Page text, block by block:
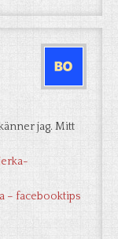
jag. Mitt
– facebooktips